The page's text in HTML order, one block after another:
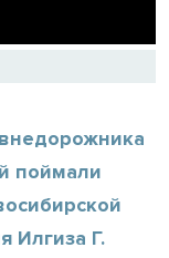
поймали
Илгиза Г.